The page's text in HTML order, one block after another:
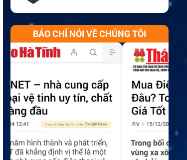
BÁO CHÍ NÓI VỀ CHÚNG TÔI